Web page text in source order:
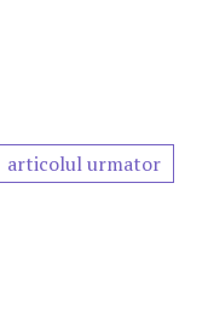
articolul urmator